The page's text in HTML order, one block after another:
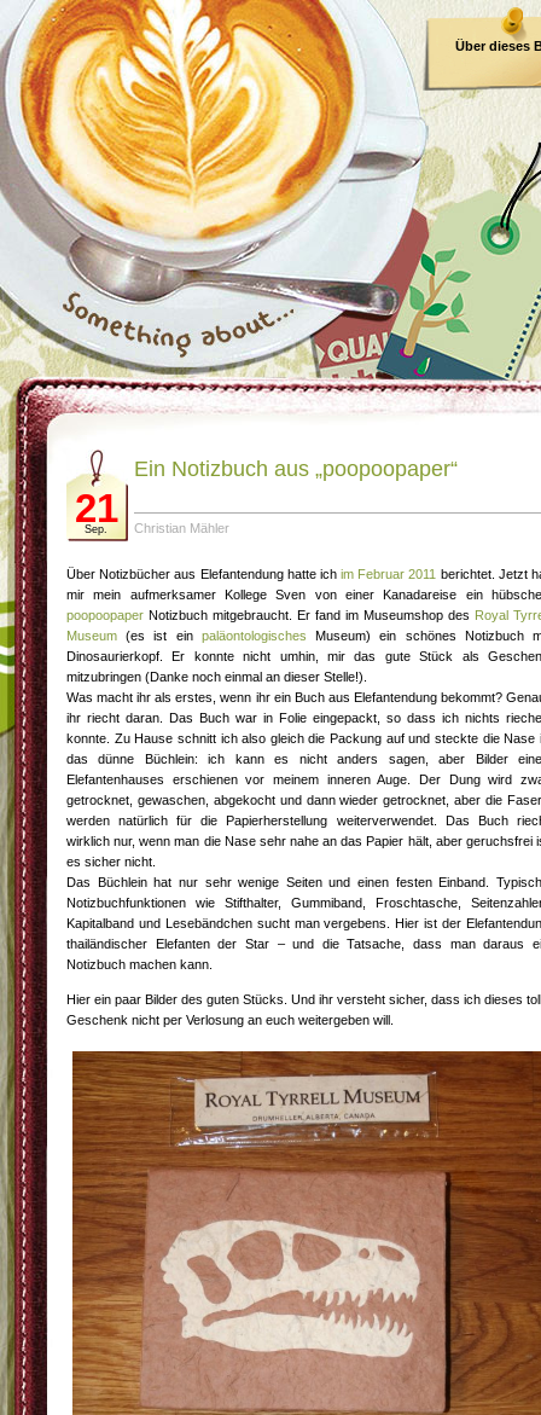
Über dieses
21
Sep.
Ein Notizbuch aus „poopoopaper“
Christian Mähler
Über Notizbücher aus Elefantendung hatte ichim Februar 2011 berichtet. Jetzt
mir mein aufmerksamer Kollege Sven von einer Kanadareise ein
poopoopaper Notizbuch mitgebraucht. Er fand im Museumshop des Royal
Museum (es ist ein paläontologisches Museum) ein schönes Notizbuch
Dinosaurierkopf. Er konnte nicht umhin, mir das gute Stück als
mitzubringen (Danke noch einmal an dieser Stelle!).
Was macht ihr als erstes, wenn ihr ein Buch aus Elefantendung bekommt?
ihr riecht daran. Das Buch war in Folie eingepackt, so dass ich nichts
konnte. Zu Hause schnitt ich also gleich die Packung auf und steckte die Nase
das dünne Büchlein: ich kann es nicht anders sagen, aber Bilder
Elefantenhauses erschienen vor meinem inneren Auge. Der Dung wird
getrocknet, gewaschen, abgekocht und dann wieder getrocknet, aber die
werden natürlich für die Papierherstellung weiterverwendet. Das Buch
wirklich nur, wenn man die Nase sehr nahe an das Papier hält, aber geruchsfrei
es sicher nicht.
Das Büchlein hat nur sehr wenige Seiten und einen festen Einband.
Notizbuchfunktionen wie Stifthalter, Gummiband, Froschtasche,
Kapitalband und Lesebändchen sucht man vergebens. Hier ist der
thailändischer Elefanten der Star – und die Tatsache, dass man daraus
Notizbuch machen kann.
Hier ein paar Bilder des guten Stücks. Und ihr versteht sicher, dass ich dieses
Geschenk nicht per Verlosung an euch weitergeben will.